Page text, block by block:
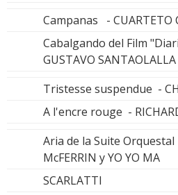
Campanas - CUARTETO
Cabalgando del Film
GUSTAVO SANTAOLALLA
Tristesse suspendue -
A l'encre rouge -
Aria de la Suite Orquestal
McFERRIN y YO YO MA
SCARLATTI